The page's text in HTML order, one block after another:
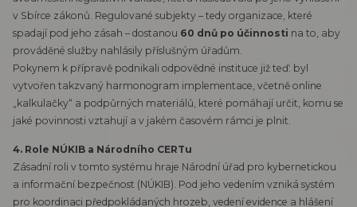
v Sbírce zákonů. Regulované subjekty – tedy organizace, které
spadají pod jeho zásah – dostanou 60 dnů po účinnosti na to, aby
prováděné služby nahlásily příslušným úřadům.
Pokynem k přípravě podnikali odpovědné instituce již teď: byl
vytvořen takzvaný harmonogram implementace, včetně online
„kalkulačky“ a podpůrných materiálů, které pomáhají určit, komu se
jaké povinnosti vztahují a v jakém časovém rámci je plnit.
4. Role NÚKIB a Národního CERTu
Zásadní roli v tomto systému hraje Národní úřad pro kybernetickou
a informační bezpečnost (NÚKIB). Pod jeho vedením vzniká systém
pro koordinaci předpokládaných hrozeb, vedení evidence a hlášení